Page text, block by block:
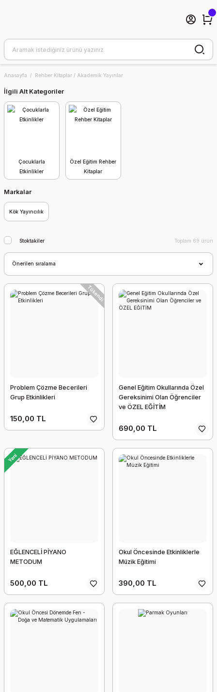
Anasayfa Rehber Kitaplar / Akademik Yayınlar
İlgili Alt Kategoriler
Çocuklarla
Etkinlikler
Özel Eğitim Rehber
Kitaplar
Markalar
Kök Yayıncılık
Stoktakiler Toplam 69 ürün
Tükendi
Problem Çözme Becerileri
Grup Etkinlikleri
150,00 TL
Genel Eğitim Okullarında Özel
Gereksinimi Olan Öğrenciler
ve ÖZEL EĞİTİM
690,00 TL
Yeni
EĞLENCELİ PİYANO
METODUM
500,00 TL
Okul Öncesinde Etkinliklerle
Müzik Eğitimi
390,00 TL